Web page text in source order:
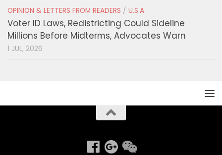
OPINION & LETTERS FROM READERS / U.S.A.
Voter ID Laws, Redistricting Could Sideline
Millions Before Midterms, Advocates Warn
1 JUL, 2026